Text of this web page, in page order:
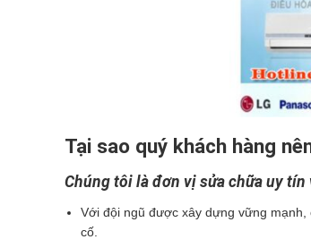
Tại sao quý khách hàng
Chúng tôi là đơn vị sửa chữa uy tín
Với đội ngũ được xây dựng vững
cố.